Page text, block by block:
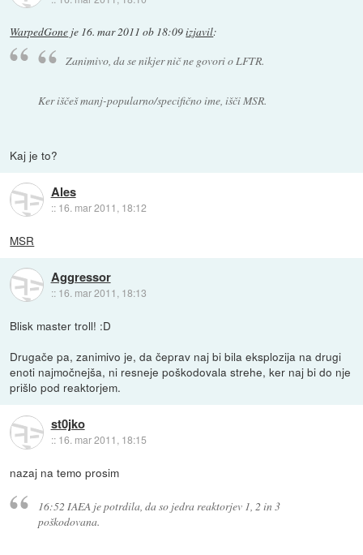
WarpedGone je 16. mar 2011 ob 18:09izjavil:
Zanimivo, da se nikjer nič ne govori o LFTR.
Ker iščeš manj-popularno/specifično ime, išči MSR.
Kaj je to?
Ales
:: 16. mar 2011, 18:12
MSR
Aggressor
:: 16. mar 2011, 18:13
Blisk master troll! :D
Drugače pa, zanimivo je, da čeprav naj bi bila eksplozija na drugi
enoti najmočnejša, ni resneje poškodovala strehe, ker naj bi do nje
prišlo pod reaktorjem.
st0jko
:: 16. mar 2011, 18:15
nazaj na temo prosim
16:52 IAEA je potrdila, da so jedra reaktorjev 1, 2 in 3
poškodovana.